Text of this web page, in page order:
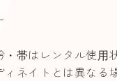
・帯はレンタル使用
ィネイトとは異なる